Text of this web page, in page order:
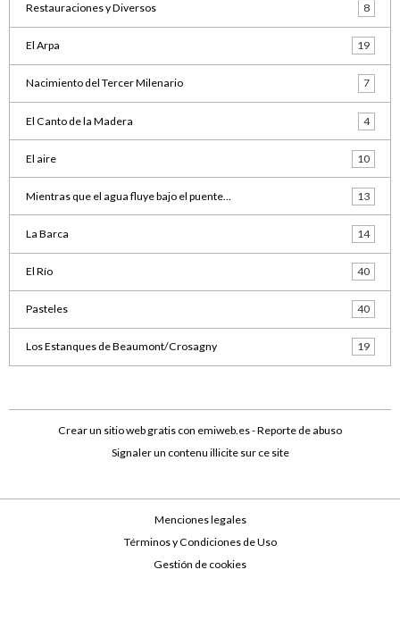
Restauraciones y Diversos 8
El Arpa 19
Nacimiento del Tercer Milenario 7
El Canto de la Madera 4
El aire 10
Mientras que el agua fluye bajo el puente... 13
La Barca 14
El Río 40
Pasteles 40
Los Estanques de Beaumont/Crosagny 19
Crear un sitio web gratis con emiweb.es -Reporte de abuso
Signaler un contenu illicite sur ce site
Menciones legales
Términos y Condiciones de Uso
Gestión de cookies